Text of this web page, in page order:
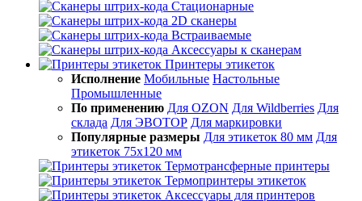
Стационарные
2D сканеры
Встраиваемые
Аксессуары к сканерам
Принтеры этикеток
Исполнение Мобильные Настольные
Промышленные
По применению Для OZON Для Wildberries Для
склада Для ЭВОТОР Для маркировки
Популярные размеры Для этикеток 80 мм Для
этикеток 75х120 мм
Термотрансферные принтеры
Термопринтеры этикеток
Аксессуары для принтеров